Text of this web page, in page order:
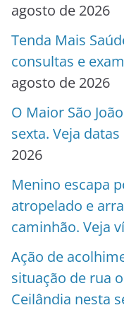
agosto de 2026
Tenda Mais
consultas e
agosto de 2026
O Maior São
sexta. Veja
2026
Menino escapa
atropelado e
caminhão. Veja
Ação de
situação de rua
Ceilândia nesta